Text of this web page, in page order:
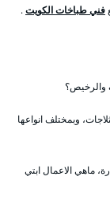
فني طباخات الكويت.
والرخيص؟
وبمختلف انواعها
ماهي الاعمال ابتي